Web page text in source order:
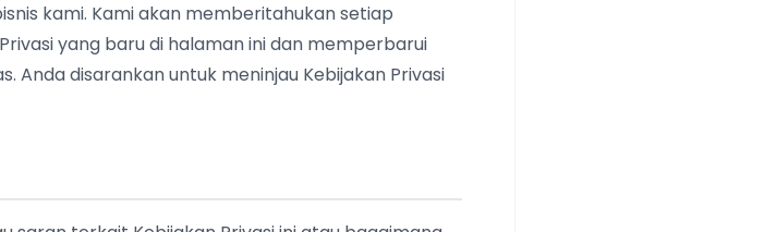
kami. Kami akan memberitahukan setiap
yang baru di halaman ini dan memperbarui
Anda disarankan untuk meninjau Kebijakan Privasi